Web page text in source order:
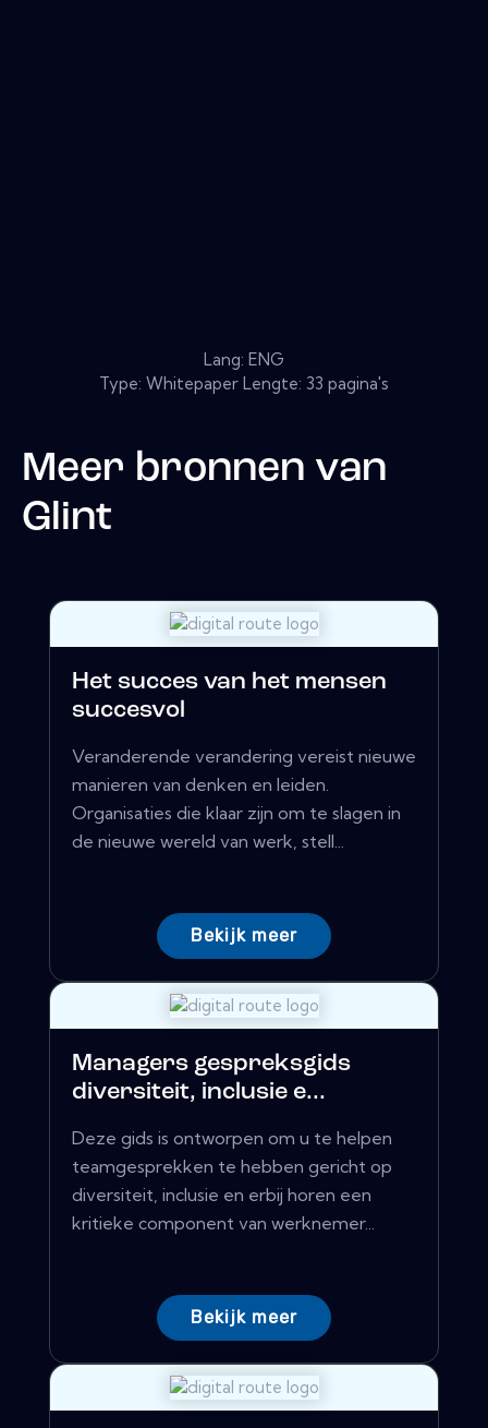
Lang: ENG
Type: Whitepaper Lengte: 33 pagina's
Meer bronnen van
Glint
Het succes van het mensen
succesvol
Veranderende verandering vereist nieuwe
manieren van denken en leiden.
Organisaties die klaar zijn om te slagen in
de nieuwe wereld van werk, stell...
Bekijk meer
Managers gespreksgids
diversiteit, inclusie e...
Deze gids is ontworpen om u te helpen
teamgesprekken te hebben gericht op
diversiteit, inclusie en erbij horen een
kritieke component van werknemer...
Bekijk meer